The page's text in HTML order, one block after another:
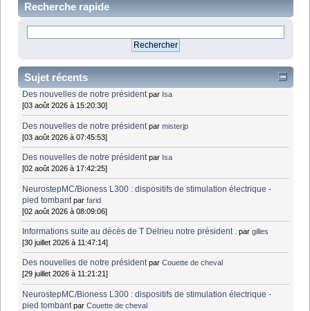
Recherche rapide
Sujet récents
Des nouvelles de notre président par Isa
[03 août 2026 à 15:20:30]
Des nouvelles de notre président parmisterjp
[03 août 2026 à 07:45:53]
Des nouvelles de notre président par Isa
[02 août 2026 à 17:42:25]
NeurostepMC/Bioness L300 : dispositifs de stimulation électrique -
pied tombant parfarid
[02 août 2026 à 08:09:06]
Informations suite au décès de T Delrieu notre président . pargilles
[30 juillet 2026 à 11:47:14]
Des nouvelles de notre président parCouette de cheval
[29 juillet 2026 à 11:21:21]
NeurostepMC/Bioness L300 : dispositifs de stimulation électrique -
pied tombant parCouette de cheval